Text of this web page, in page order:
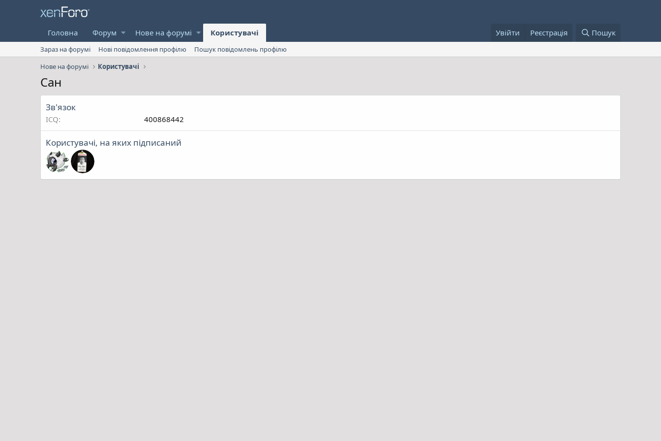
Головна Форум Нове на форумі Користувачі Увійти Реєстрація Пошук
Зараз на форумі Нові повідомлення профілю
Пошук повідомлень профілю
Нове на форумі
Користувачі
Сан
Зв'язок
ICQ 400868442
Користувачі, на яких підписаний